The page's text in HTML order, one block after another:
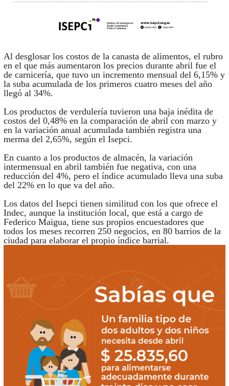
Al desglosar los costos de la canasta de alimentos, el rubro
en el que más aumentaron los precios durante abril fue el
de carnicería, que tuvo un incremento mensual del 6,15% y
la suba acumulada de los primeros cuatro meses del año
llegó al 34%.
Los productos de verdulería tuvieron una baja inédita de
costos del 0,48% en la comparación de abril con marzo y
en la variación anual acumulada también registra una
merma del 2,65%, según el Isepci.
En cuanto a los productos de almacén, la variación
intermensual en abril también fue negativa, con una
reducción del 4%, pero el índice acumulado lleva una suba
del 22% en lo que va del año.
Los datos del Isepci tienen similitud con los que ofrece el
Indec, aunque la institución local, que está a cargo de
Federico Maigua, tiene sus propios encuestadores que
todos los meses recorren 250 negocios, en 80 barrios de la
ciudad para elaborar el propio índice barrial.